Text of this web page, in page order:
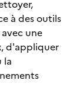
à des outils
une
d'appliquer
la